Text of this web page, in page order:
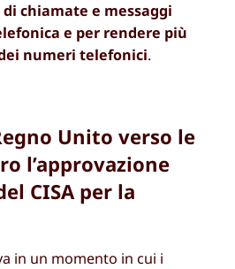
chiamate e messaggi
e per rendere più
numeri telefonici.
Unito verso le
l’approvazione
CISA per la
in un momento in cui i